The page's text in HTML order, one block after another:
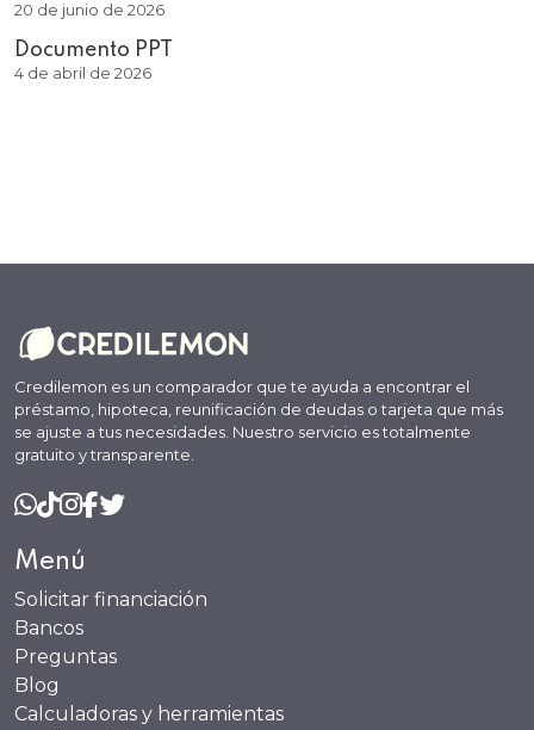
20 de junio de 2026
Documento PPT
4 de abril de 2026
Credilemon es un comparador que te ayuda a encontrar el
préstamo, hipoteca, reunificación de deudas o tarjeta que más
se ajuste a tus necesidades. Nuestro servicio es totalmente
gratuito y transparente.
Menú
Solicitar financiación
Bancos
Preguntas
Blog
Calculadoras y herramientas